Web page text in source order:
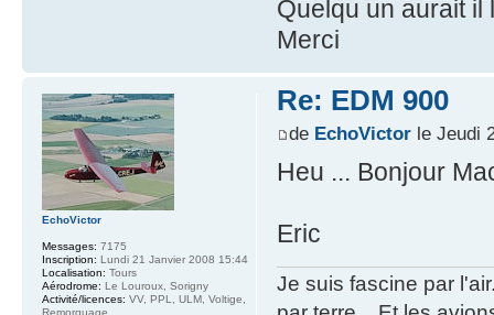
Quelqu un aurait il
Merci
Re: EDM 900
de EchoVictorle Jeudi
Heu ... Bonjour
Eric
Je suis fascine par
EchoVictor
Messages: 7175
Inscription: Lundi 21 Janvier 2008 15:44
Localisation: Tours
Aérodrome: Le Louroux, Sorigny
Activité/licences: VV, PPL, ULM, Voltige,
Remorquage